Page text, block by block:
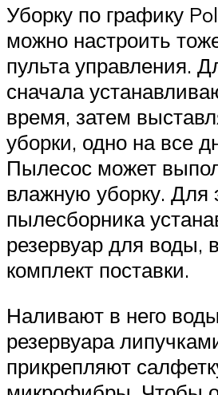
Уборку по графику
можно настроить
пульта управления.
сначала
время, затем
уборки, одно на все
Пылесос может
влажную уборку. Для
пылесборника
резервуар для воды,
комплект поставки.
Наливают в него
резервуара
прикрепляют